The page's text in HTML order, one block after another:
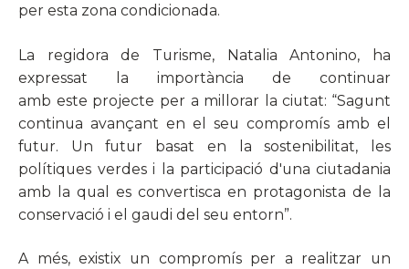
per esta zona condicionada.
La regidora de Turisme, Natalia Antonino, ha
expressat la importància de continuar
amb este projecte per a millorar la ciutat: “Sagunt
continua avançant en el seu compromís amb el
futur. Un futur basat en la sostenibilitat, les
polítiques verdes i la participació d'una ciutadania
amb la qual es convertisca en protagonista de la
conservació i el gaudi del seu entorn”.
A més, existix un compromís per a realitzar un